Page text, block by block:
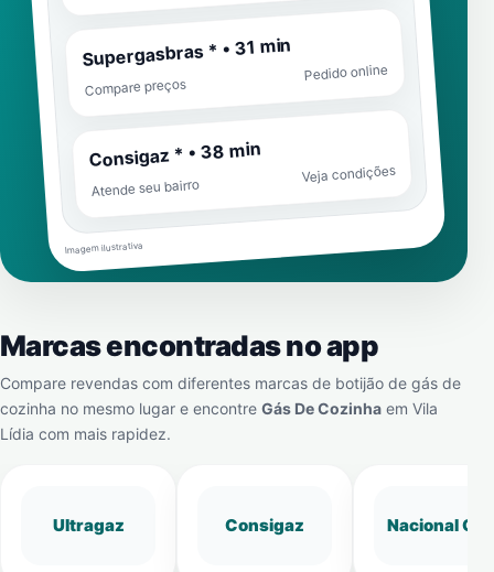
Supergasbras * • 31 min
Compare preços
Pedido online
Consigaz * • 38 min
Atende seu bairro
Veja condições
Imagem ilustrativa
Marcas encontradas no app
Compare revendas com diferentes marcas de botijão de gás de
cozinha no mesmo lugar e encontre Gás De Cozinha em Vila
Lídia com mais rapidez.
Ultragaz Consigaz Nacional Gás